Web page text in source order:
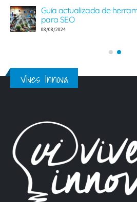
Guía actualizada de
para SEO
08/08/2024
Vives Innova